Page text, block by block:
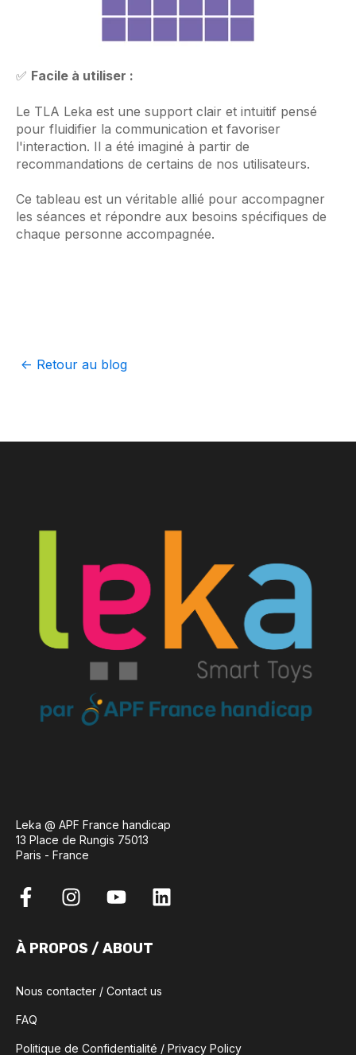
✅ Facile à utiliser :
Le TLA Leka est une support clair et intuitif pensé
pour fluidifier la communication et favoriser
l'interaction. Il a été imaginé à partir de
recommandations de certains de nos utilisateurs.
Ce tableau est un véritable allié pour accompagner
les séances et répondre aux besoins spécifiques de
chaque personne accompagnée.
<- Retour au blog
Leka @ APF France handicap
13 Place de Rungis 75013
Paris - France
À PROPOS / ABOUT
Nous contacter / Contact us
FAQ
Politique de Confidentialité / Privacy Policy